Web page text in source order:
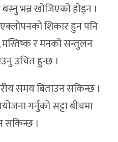
भन्न खोजिएको होइन ।
एक्लोपनको शिकार हुन पनि
र मनको सन्तुलन
उचित हुन्छ ।
समय बिताउन सकिन्छ ।
गर्नुको सट्टा बीचमा
सकिन्छ ।